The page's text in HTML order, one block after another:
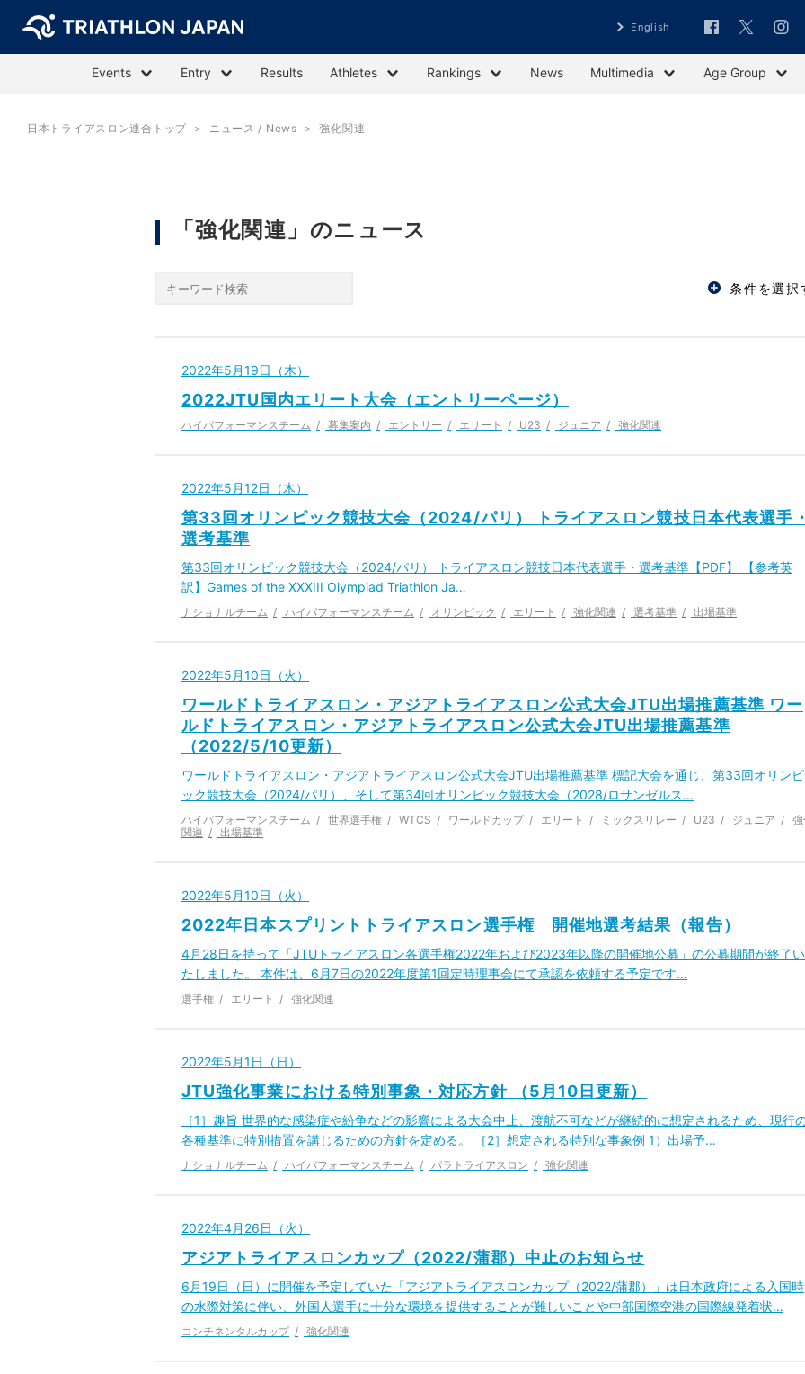
English
Events Entry Results Athletes Rankings News Multimedia Age Group
日本トライアスロン連合トップ ニュース / News 強化関連
「強化関連」のニュース
条件を選択
2022年5月19日（木）
2022JTU国内エリート大会（エントリーページ）
ハイパフォーマンスチーム 募集案内 エントリー エリート U23 ジュニア 強化関連
2022年5月12日（木）
第33回オリンピック競技大会（2024/パリ） トライアスロン競技日本代表選手
選考基準
第33回オリンピック競技大会（2024/パリ） トライアスロン競技日本代表選手・選考基準【PDF】 【参考英
訳】Games of the XXXIII Olympiad Triathlon Ja…
ナショナルチーム ハイパフォーマンスチーム オリンピック エリート 強化関連 選考基準 出場基準
2022年5月10日（火）
ワールドトライアスロン・アジアトライアスロン公式大会JTU出場推薦基準 ワー
ルドトライアスロン・アジアトライアスロン公式大会JTU出場推薦基準
（2022/5/10更新）
ワールドトライアスロン・アジアトライアスロン公式大会JTU出場推薦基準 標記大会を通じ、第33回オリンピ
ック競技大会（2024/パリ）、そして第34回オリンピック競技大会（2028/ロサンゼルス…
ハイパフォーマンスチーム 世界選手権 WTCS ワールドカップ エリート ミックスリレー U23 ジュニア
関連
出場基準
2022年5月10日（火）
2022年日本スプリントトライアスロン選手権 開催地選考結果（報告）
4月28日を持って「JTUトライアスロン各選手権2022年および2023年以降の開催地公募」の公募期間が終了い
たしました。 本件は、6月7日の2022年度第1回定時理事会にて承認を依頼する予定です…
選手権 エリート 強化関連
2022年5月1日（日）
JTU強化事業における特別事象・対応方針 （5月10日更新）
［1］趣旨 世界的な感染症や紛争などの影響による大会中止、渡航不可などが継続的に想定されるため、現行
各種基準に特別措置を講じるための方針を定める。 ［2］想定される特別な事象例 1）出場予…
ナショナルチーム ハイパフォーマンスチーム パラトライアスロン 強化関連
2022年4月26日（火）
アジアトライアスロンカップ（2022/蒲郡）中止のお知らせ
6月19日（日）に開催を予定していた「アジアトライアスロンカップ（2022/蒲郡）」は日本政府による入国時
の水際対策に伴い、外国人選手に十分な環境を提供することが難しいことや中部国際空港の国際線発着状…
コンチネンタルカップ 強化関連